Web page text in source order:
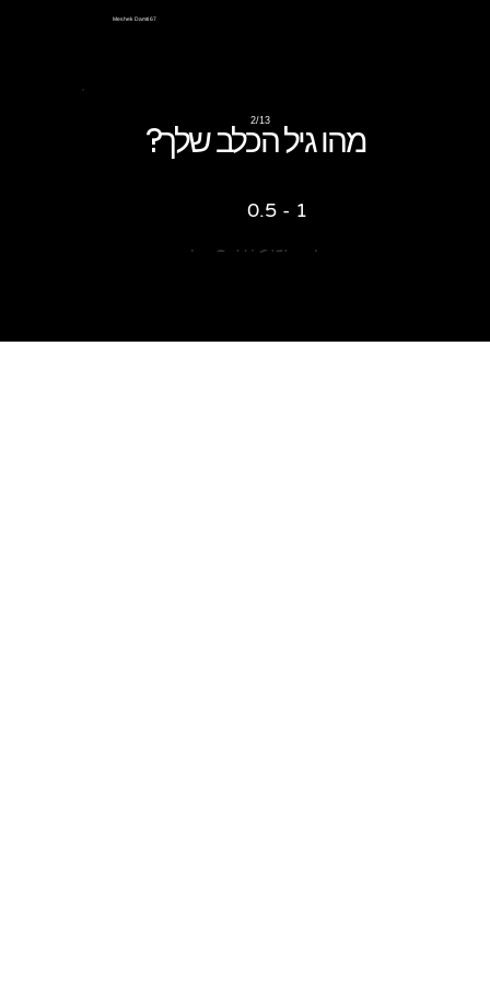
Meshek Damti 67
1 - 4 4 - ומעלה
1 - 0.5
מהו גיל הכלב שלך?
2/13